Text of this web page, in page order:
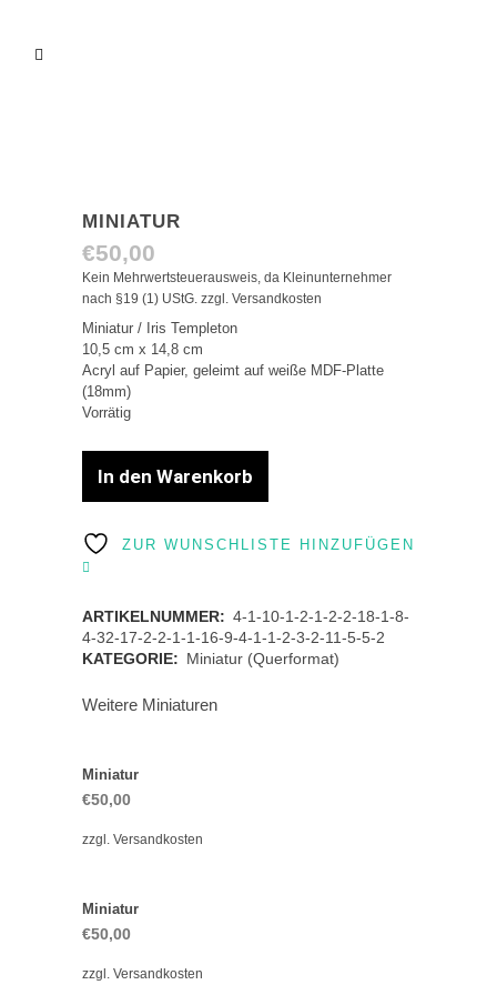
MINIATUR
€50,00
Kein Mehrwertsteuerausweis, da Kleinunternehmer
nach §19 (1) UStG. zzgl. Versandkosten
Miniatur / Iris Templeton
10,5 cm x 14,8 cm
Acryl auf Papier, geleimt auf weiße MDF-Platte
(18mm)
Vorrätig
Miniatur
In den Warenkorb
ZUR WUNSCHLISTE HINZUFÜGEN
ARTIKELNUMMER: 4-1-10-1-2-1-2-2-18-1-8-
4-32-17-2-2-1-1-16-9-4-1-1-2-3-2-11-5-5-2
KATEGORIE: Miniatur (Querformat)
Weitere Miniaturen
Miniatur
€50,00
zzgl. Versandkosten
Miniatur
€50,00
zzgl. Versandkosten